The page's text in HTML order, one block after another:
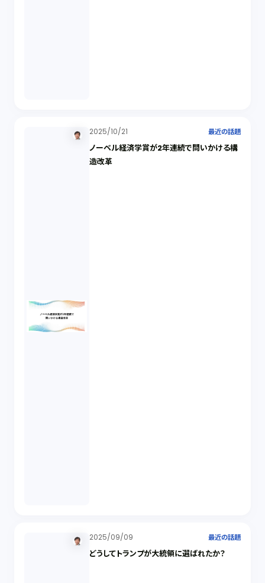
2025/10/21 最近の話題
ノーベル経済学賞が2年連続で問いかける構
造改革
2025/09/09 最近の話題
どうしてトランプが大統領に選ばれたか？